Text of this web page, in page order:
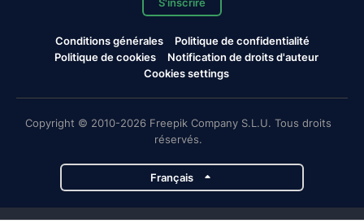
Conditions générales
Politique de confidentialité
Politique de cookies
Notification de droits d'auteur
Cookies settings
Copyright © 2010-2026 Freepik Company S.L.U. Tous droits
réservés.
Français